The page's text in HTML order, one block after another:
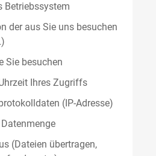
Betriebssystem
der aus Sie uns besuchen
Sie besuchen
Ihres Zugriffs
(IP-Adresse)
(Dateien übertragen,